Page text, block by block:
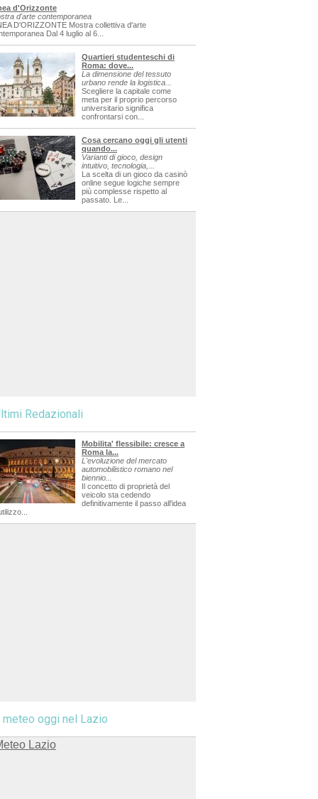
d'Orizzonte
d'arte contemporanea
D'ORIZZONTE Mostra collettiva d'arte
Dal 4 luglio al 6...
Quartieri studenteschi di
Roma: dove...
La dimensione del tessuto
urbano rende la logistica...
Scegliere la capitale come
meta per il proprio percorso
universitario significa
confrontarsi con...
Cosa cercano oggi gli utenti
quando...
Varianti di gioco, design
intuitivo, tecnologia,...
La scelta di un gioco da casinò
online segue logiche sempre
più complesse rispetto al
passato. Le...
Redazionali
Mobilita' flessibile: cresce a
Roma la...
L'evoluzione del mercato
automobilistico romano nel
biennio...
Il concetto di proprietà del
veicolo sta cedendo
definitivamente il passo all'idea
meteo oggi nel Lazio